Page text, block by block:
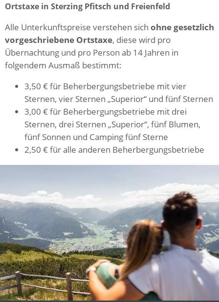
Ortstaxe in Sterzing Pfitsch und Freienfeld
Alle Unterkunftspreise verstehen sich ohne gesetzlich
vorgeschriebene Ortstaxe, diese wird pro
Übernachtung und pro Person ab 14 Jahren in
folgendem Ausmaß bestimmt:
3,50 € für Beherbergungsbetriebe mit vier
Sternen, vier Sternen „Superior“ und fünf Sternen
3,00 € für Beherbergungsbetriebe mit drei
Sternen, drei Sternen „Superior“, fünf Blumen,
fünf Sonnen und Camping fünf Sterne
2,50 € für alle anderen Beherbergungsbetriebe